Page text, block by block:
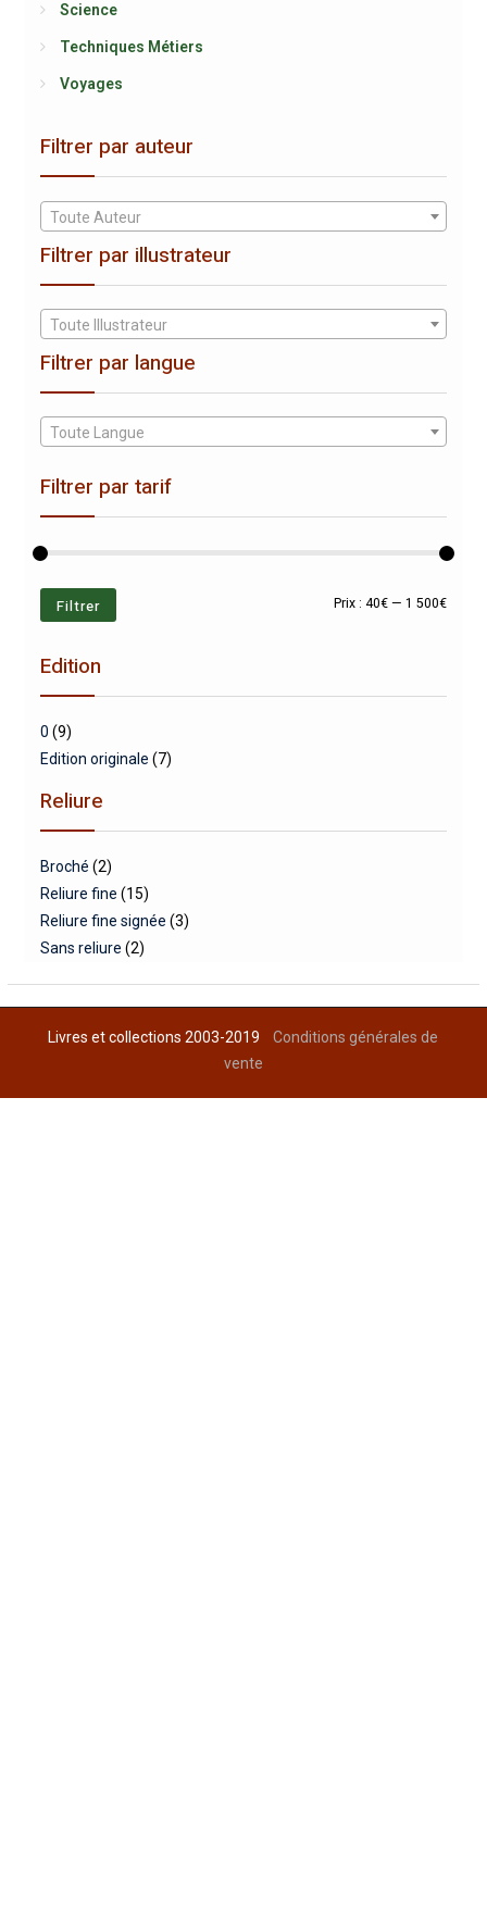
Science
Techniques Métiers
Voyages
Filtrer par auteur
Toute Auteur
Filtrer par illustrateur
Toute Illustrateur
Filtrer par langue
Toute Langue
Filtrer par tarif
Prix
Prix
Filtrer Prix :40€ —1 500€
Edition
0 (9)
Edition originale (7)
Reliure
Broché (2)
Reliure fine (15)
Reliure fine signée (3)
Sans reliure (2)
Livres et collections 2003-2019Conditions générales de
vente